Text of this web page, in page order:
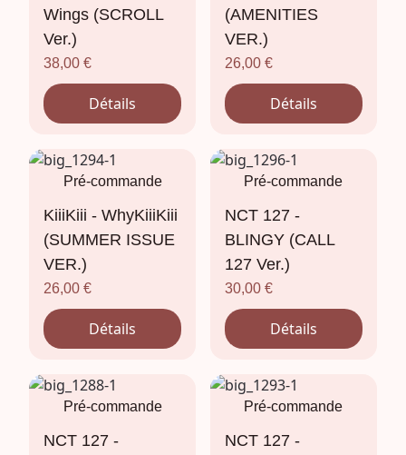
Wings (SCROLL
Ver.)
38,00€
Détails
(AMENITIES
VER.)
26,00 €
Détails
Pré-commande
KiiiKiii - WhyKiiiKiii
(SUMMER ISSUE
VER.)
26,00€
Détails
Pré-commande
NCT 127 -
BLINGY (CALL
127 Ver.)
30,00 €
Détails
Pré-commande
NCT 127 -
Pré-commande
NCT 127 -